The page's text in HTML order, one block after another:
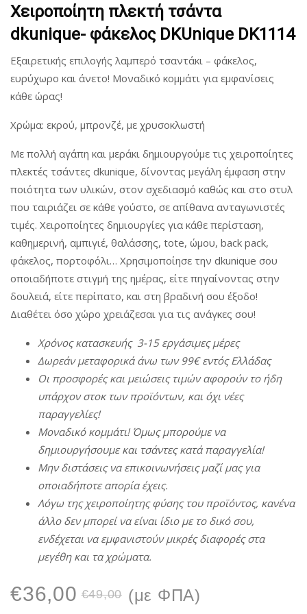
Χειροποίητη πλεκτή τσάντα
dkunique- φάκελος DKUnique DK1114
Εξαιρετικής επιλογής λαμπερό τσαντάκι – φάκελος,
ευρύχωρο και άνετο! Μοναδικό κομμάτι για εμφανίσεις
κάθε ώρας!
Χρώμα: εκρού, μπρονζέ, με χρυσοκλωστή
Με πολλή αγάπη και μεράκι δημιουργούμε τις χειροποίητες
πλεκτές τσάντες dkunique, δίνοντας μεγάλη έμφαση στην
ποιότητα των υλικών, στον σχεδιασμό καθώς και στο στυλ
που ταιριάζει σε κάθε γούστο, σε απίθανα ανταγωνιστές
τιμές. Χειροποίητες δημιουργίες για κάθε περίσταση,
καθημερινή, αμπιγιέ, θαλάσσης, tote, ώμου, back pack,
φάκελος, πορτοφόλι… Χρησιμοποίησε την dkunique σου
οποιαδήποτε στιγμή της ημέρας, είτε πηγαίνοντας στην
δουλειά, είτε περίπατο, και στη βραδινή σου έξοδο!
Διαθέτει όσο χώρο χρειάζεσαι για τις ανάγκες σου!
Χρόνος κατασκευής 3-15 εργάσιμες μέρες
Δωρεάν μεταφορικά άνω των 99€ εντός Ελλάδας
Οι προσφορές και μειώσεις τιμών αφορούν το ήδη
υπάρχον στοκ των προϊόντων, και όχι νέες
παραγγελίες!
Μοναδικό κομμάτι! Όμως μπορούμε να
δημιουργήσουμε και τσάντες κατά παραγγελία!
Μην διστάσεις να επικοινωνήσεις μαζί μας για
οποιαδήποτε απορία έχεις.
Λόγω της χειροποίητης φύσης του προϊόντος, κανένα
άλλο δεν μπορεί να είναι ίδιο με το δικό σου,
ενδέχεται να εμφανιστούν μικρές διαφορές στα
μεγέθη και τα χρώματα.
€49,00 Original
€36,00
Η
(με ΦΠΑ)